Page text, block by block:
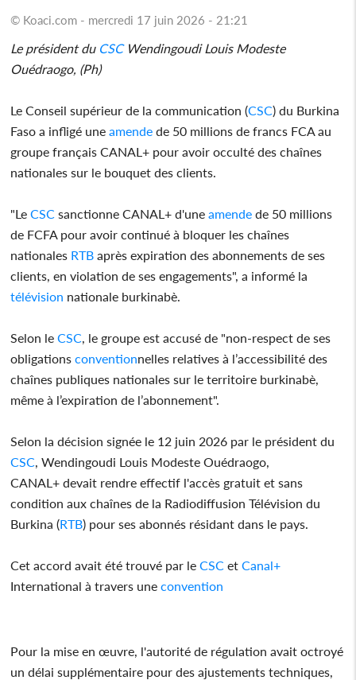
© Koaci.com - mercredi 17 juin 2026 - 21:21
Le président du CSCWendingoudi Louis Modeste
Ouédraogo, (Ph)
Le Conseil supérieur de la communication (CSC) du Burkina
Faso a infligé uneamende de 50 millions de francs FCA au
groupe français CANAL+ pour avoir occulté des chaînes
nationales sur le bouquet des clients.
"LeCSC sanctionne CANAL+ d'uneamende de 50 millions
de FCFA pour avoir continué à bloquer les chaînes
nationales RTB après expiration des abonnements de ses
clients, en violation de ses engagements", a informé la
télévision nationale burkinabè.
Selon leCSC , le groupe est accusé de "non-respect de ses
obligationsconventionnelles relatives à l’accessibilité des
chaînes publiques nationales sur le territoire burkinabè,
même à l’expiration de l’abonnement".
Selon la décision signée le 12 juin 2026 par le président du
CSC , Wendingoudi Louis Modeste Ouédraogo,
CANAL+ devait rendre effectif l'accès gratuit et sans
condition aux chaînes de la Radiodiffusion Télévision du
Burkina (RTB) pour ses abonnés résidant dans le pays.
Cet accord avait été trouvé par leCSC etCanal+
International à travers uneconvention
Pour la mise en œuvre, l'autorité de régulation avait octroyé
un délai supplémentaire pour des ajustements techniques,